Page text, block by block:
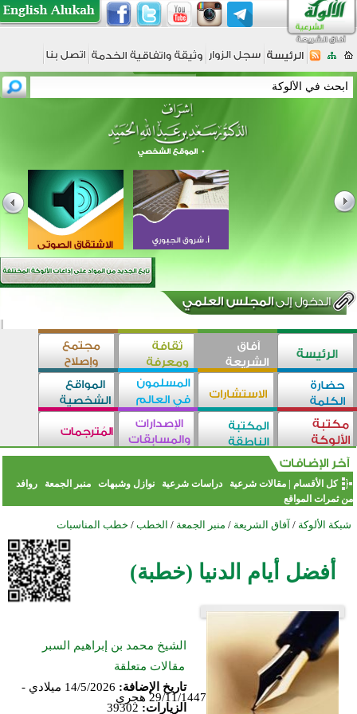
كل الأقسام |مقالات شرعية دراسات شرعية نوازل وشبهات منبر الجمعة
روافد
من ثمرات المواقع
شبكة الألوكة / آفاق الشريعة / منبر الجمعة / الخطب / خطب المناسبات
أفضل أيام الدنيا (خطبة)
الشيخ محمد بن إبراهيم السبر
مقالات متعلقة
تاريخ الإضافة:
14/5/2026 ميلادي -
29/11/1447 هجري
الزيارات: 39302